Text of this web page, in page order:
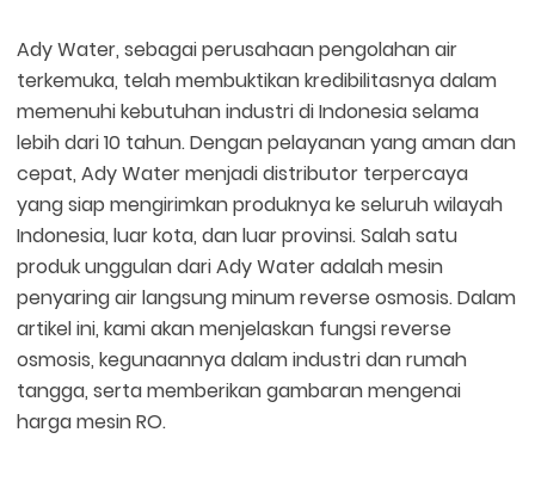
Ady Water, sebagai perusahaan pengolahan air
terkemuka, telah membuktikan kredibilitasnya dalam
memenuhi kebutuhan industri di Indonesia selama
lebih dari 10 tahun. Dengan pelayanan yang aman dan
cepat, Ady Water menjadi distributor terpercaya
yang siap mengirimkan produknya ke seluruh wilayah
Indonesia, luar kota, dan luar provinsi. Salah satu
produk unggulan dari Ady Water adalah mesin
penyaring air langsung minum reverse osmosis. Dalam
artikel ini, kami akan menjelaskan fungsi reverse
osmosis, kegunaannya dalam industri dan rumah
tangga, serta memberikan gambaran mengenai
harga mesin RO.